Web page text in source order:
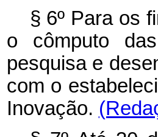
§ 6º Para os
o cômputo
pesquisa e
com o
Inovação.